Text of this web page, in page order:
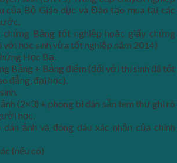
của Bộ Giáo dục và Đào tạo mua tại các
chứng Bằng tốt nghiệp hoặc giấy chứng
với học sinh vừa tốt nghiệp năm 2014)
Học Bạ.
Bằng + Bảng điểm (đối với thí sinh đã tốt
đẳng, đại học).
(2×3) + phong bì dán sẵn tem thư ghi rõ
học.
ảnh và đóng dáu xác nhận của chính
(nếu có)